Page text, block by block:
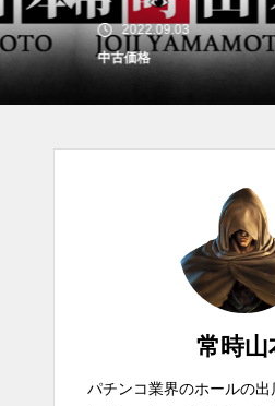
2022.09.03
中古価格
常時山
パチンコ業界のホールの